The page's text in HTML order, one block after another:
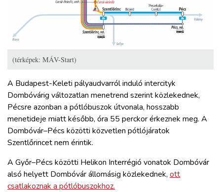
(térképek: MÁV-Start)
A Budapest-Keleti pályaudvarról induló intercityk
Dombóvárig változatlan menetrend szerint közlekednek,
Pécsre azonban a pótlóbuszok útvonala, hosszabb
menetideje miatt később, óra 55 perckor érkeznek meg. A
Dombóvár–Pécs közötti közvetlen pótlójáratok
Szentlőrincet nem érintik.
A Győr–Pécs közötti Helikon Interrégió vonatok Dombóvár
alsó helyett Dombóvár állomásig közlekednek, ott
csatlakoznak a pótlóbuszokhoz.